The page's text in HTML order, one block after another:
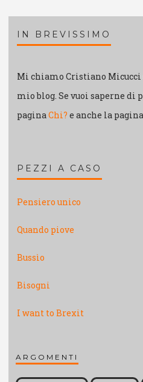
IN BREVISSIMO
Mi chiamo Cristiano Micucci
mio blog. Se vuoi saperne di
paginaChi? e anche la pagina
PEZZI A CASO
Pensiero unico
Quando piove
Bussìo
Bisogni
I want to Brexit
ARGOMENTI